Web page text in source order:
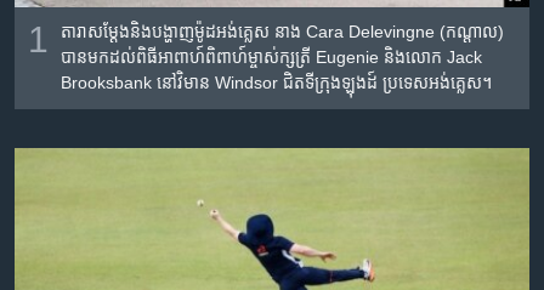
រក
1
តារា​សម្ដែង​និង​បង្ហាញ​ម៉ូដ​អង់គ្លេស ​នាង Cara Delevingne (កណ្ដាល)
បាន​មក​ដល់​ពិធី​អាពាហ៍​ពិពាហ៍​ម្ចាស់​ក្សត្រី​ Eugenie និង​លោក​ Jack
Brooksbank នៅ​វិមាន​ Windsor ជិត​ទីក្រុង​ឡុងដ៍​ ប្រទេស​អង់គ្លេស។